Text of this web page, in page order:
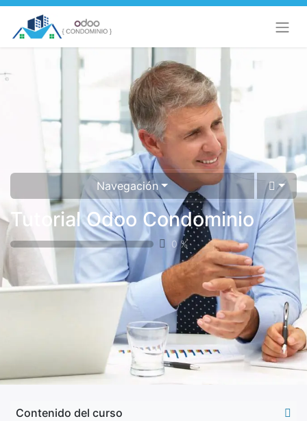
Navegación
Tutorial Odoo Condominio
0%
Contenido del curso